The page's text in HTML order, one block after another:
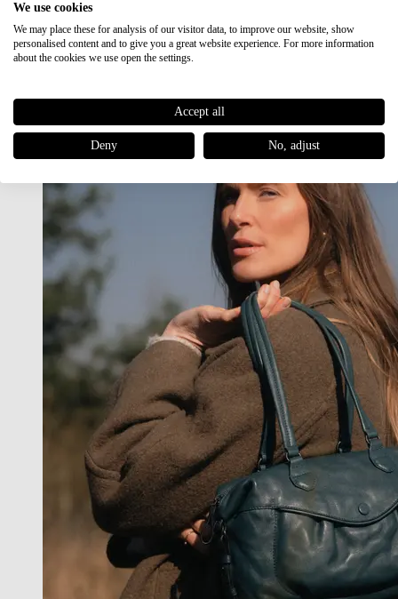
Japan RE lite
Sale
We use cookies
We may place these for analysis of our visitor data, to improve our website, show
personalised content and to give you a great website experience. For more information
about the cookies we use open the settings.
Accept all
Deny No, adjust